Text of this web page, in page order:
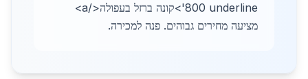
800 underline'>קונה ברזל בעפולה</a>
מציעה מחירים גבוהים. פנה למכירה.